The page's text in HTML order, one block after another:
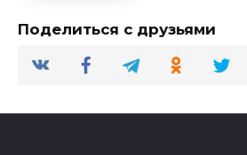
Поделиться с друзьями